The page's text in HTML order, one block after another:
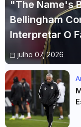
"The Name's
Bellingham
Interpretar O
julho 07, 2026